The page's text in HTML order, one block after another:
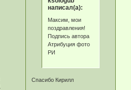
написал(а):
Максим, мои
поздравления!
Подпись автора
Атрибуция фото
РИ
Спасибо Кирилл